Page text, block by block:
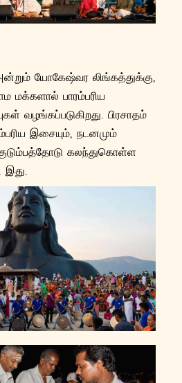
யோகேஷ்வர லிங்கத்துக்கு,
மக்களால் பாரம்பரிய
வழங்கப்படுகிறது. பிரசாதம்
இசையும், நடனமும்
கலந்துகொள்ள